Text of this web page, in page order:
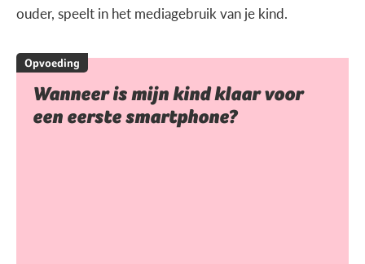
ouder, speelt in het mediagebruik van je kind.
Opvoeding
Wanneer is mijn kind klaar voor
een eerste smartphone?